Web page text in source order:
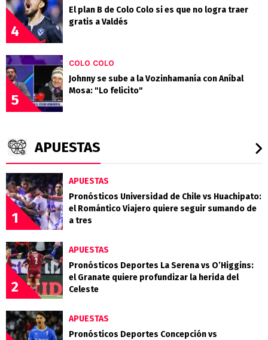
4
El plan B de Colo Colo si es que no logra traer
gratis a Valdés
5
COLO COLO
Johnny se sube a la Vozinhamanía con Aníbal
Mosa: "Lo felicito"
APUESTAS
1
APUESTAS
Pronósticos Universidad de Chile vs Huachipato:
el Romántico Viajero quiere seguir sumando de
a tres
2
APUESTAS
Pronósticos Deportes La Serena vs O’Higgins:
el Granate quiere profundizar la herida del
Celeste
APUESTAS
Pronósticos Deportes Concepción vs